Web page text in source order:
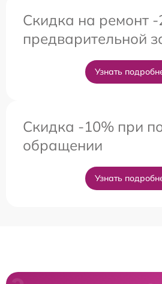
Скидка на ремонт -
предварительной
Узнать
Скидка -10% при
обращении
Узнать